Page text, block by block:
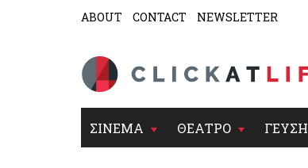
ABOUT CONTACT NEWSLETTER
ΣΙΝΕΜΑ ΘΕΑΤΡΟ ΓΕΥΣΗ